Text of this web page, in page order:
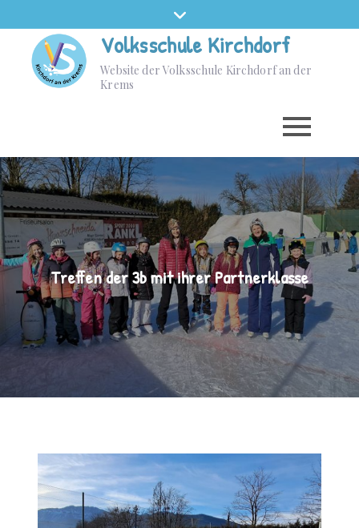
Volksschule Kirchdorf
Website der Volksschule Kirchdorf an der
Krems
Treffen der 3b mit ihrer Partnerklasse